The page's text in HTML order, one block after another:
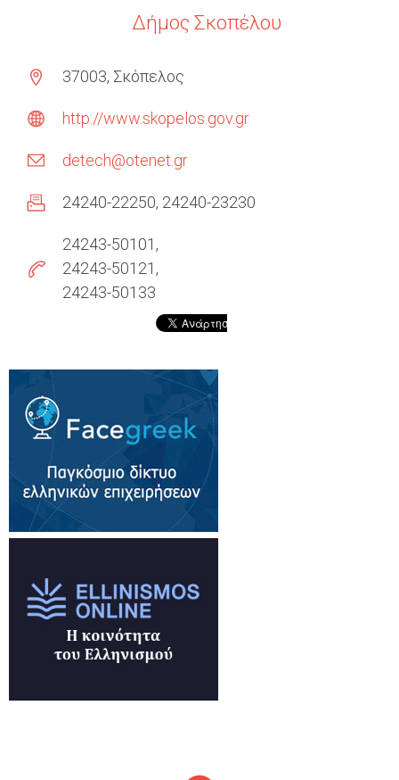
Δήμος Σκοπέλου
37003, Σκόπελος
http://www.skopelos.gov.gr
detech@otenet.gr
24240-22250 24240-23230
24243-50101
24243-50121
24243-50133